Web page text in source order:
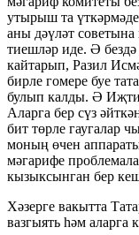
утырыш та
аны дәүләт советына
тиешләр иде. Ә
кайтарып, Разил
бирле гомере буе
булып калды. Ә
Аларга бер сүз
бит төрле гаугалар
моның өчен
мәгарифе
кызыксынган бер
Хәзерге вакытта
вазгыять һәм